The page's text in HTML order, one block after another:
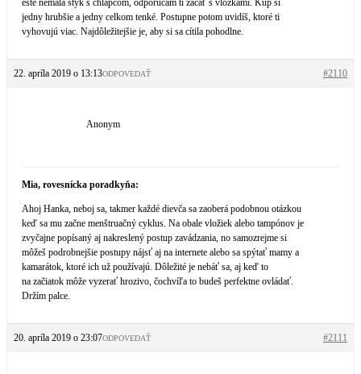
ešte nemala styk s chlapcom, odporúčam ti začať s vložkami. Kúp si
jedny hrubšie a jedny celkom tenké. Postupne potom uvidíš, ktoré ti
vyhovujú viac. Najdôležitejšie je, aby si sa cítila pohodlne.
22. apríla 2019 o 13:13 #2110
ODPOVEDAŤ
Anonym
Mia, rovesnícka poradkyňa:
Ahoj Hanka, neboj sa, takmer každé dievča sa zaoberá podobnou otázkou
keď sa mu začne menštruačný cyklus. Na obale vložiek alebo tampónov je
zvyčajne popísaný aj nakreslený postup zavádzania, no samozrejme si
môžeš podrobnejšie postupy nájsť aj na internete alebo sa spýtať mamy a
kamarátok, ktoré ich už používajú. Dôležité je nebáť sa, aj keď to
na začiatok môže vyzerať hrozivo, čochvíľa to budeš perfektne ovládať.
Držím palce.
20. apríla 2019 o 23:07 #2111
ODPOVEDAŤ